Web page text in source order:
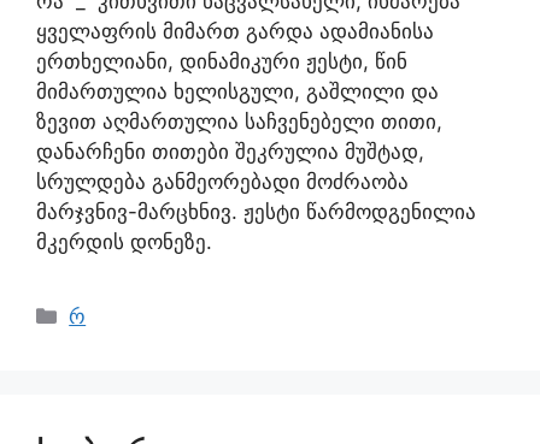
ყველაფრის მიმართ გარდა ადამიანისა
ერთხელიანი, დინამიკური ჟესტი, წინ
მიმართულია ხელისგული, გაშლილი და
ზევით აღმართულია საჩვენებელი თითი,
დანარჩენი თითები შეკრულია მუშტად,
სრულდება განმეორებადი მოძრაობა
მარჯვნივ-მარცხნივ. ჟესტი წარმოდგენილია
მკერდის დონეზე.
რ